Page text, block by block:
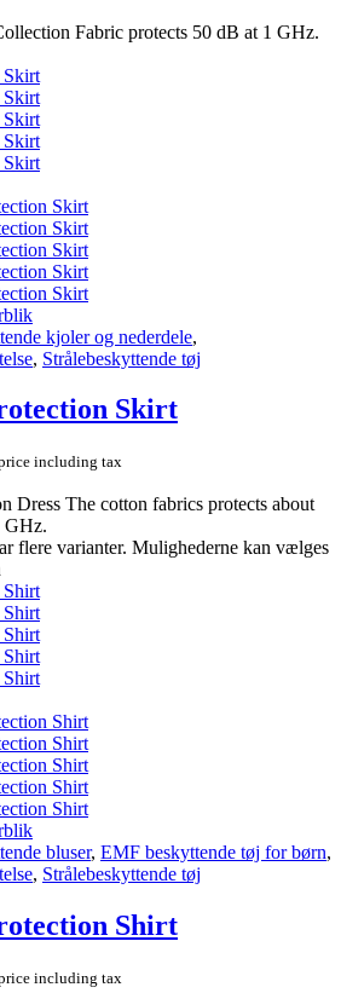
Fabric protects 50 dB at 1 GHz.
kjoler og nederdele,
, Strålebeskyttende tøj
Skirt
including tax
Dress The cotton fabrics protects about
GHz.
flere varianter. Mulighederne kan vælges
bluser, EMF beskyttende tøj for børn,
, Strålebeskyttende tøj
Shirt
including tax